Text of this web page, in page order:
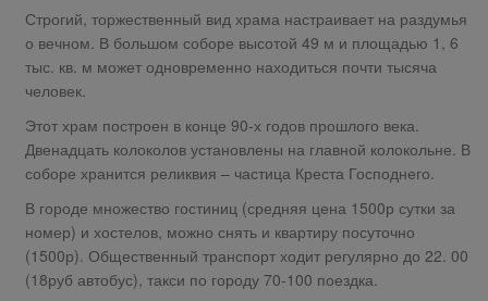
Строгий, торжественный вид храма настраивает на раздумья
о вечном. В большом соборе высотой 49 м и площадью 1, 6
тыс. кв. м может одновременно находиться почти тысяча
человек.
Этот храм построен в конце 90-х годов прошлого века.
Двенадцать колоколов установлены на главной колокольне. В
соборе хранится реликвия – частица Креста Господнего.
В городе множество гостиниц (средняя цена 1500р сутки за
номер) и хостелов, можно снять и квартиру посуточно
(1500р). Общественный транспорт ходит регулярно до 22. 00
(18руб автобус), такси по городу 70-100 поездка.